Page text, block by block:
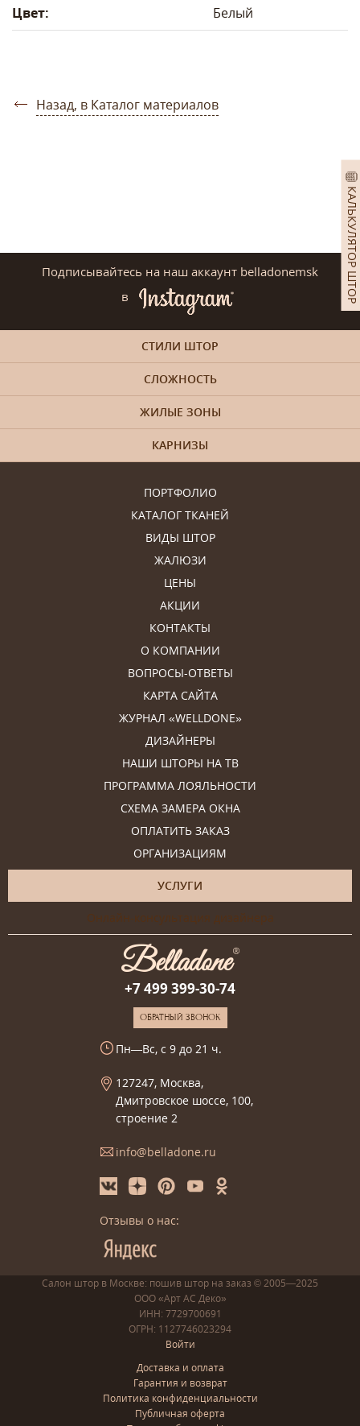
КАЛЬКУЛЯТОР ШТОР
Цвет:
Белый
Назад, в Каталог материалов
Подписывайтесь на наш аккаунт belladonemsk
в
ПОРТФОЛИО
КАТАЛОГ ТКАНЕЙ
ВИДЫ ШТОР
ЖАЛЮЗИ
ЦЕНЫ
АКЦИИ
КОНТАКТЫ
О КОМПАНИИ
ВОПРОСЫ-ОТВЕТЫ
КАРТА САЙТА
ЖУРНАЛ «WELLDONE»
ДИЗАЙНЕРЫ
НАШИ ШТОРЫ НА ТВ
ПРОГРАММА ЛОЯЛЬНОСТИ
СХЕМА ЗАМЕРА ОКНА
ОПЛАТИТЬ ЗАКАЗ
ОРГАНИЗАЦИЯМ
УСЛУГИ
Онлайн-консультация дизайнера
СТИЛИ ШТОР
СЛОЖНОСТЬ
ЖИЛЫЕ ЗОНЫ
КАРНИЗЫ
+7 499 399-30-74
ОБРАТНЫЙ ЗВОНОК
Пн—Вс, с 9 до 21 ч.
127247, Москва,
Дмитровское шоссе, 100,
строение 2
info@belladone.ru
Отзывы о нас:
Салон штор в Москве: пошив штор на заказ © 2005—2025
ООО «Арт АС Деко»
ИНН: 7729700691
ОГРН: 1127746023294
Войти
Доставка и оплата
Гарантия и возврат
Политика конфиденциальности
Публичная оферта